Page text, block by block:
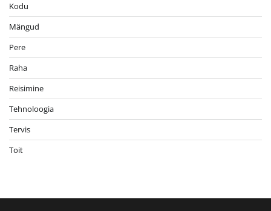
Kodu
Mängud
Pere
Raha
Reisimine
Tehnoloogia
Tervis
Toit